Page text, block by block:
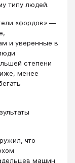
типу людей.
«фордов» —
и уверен­ные в
степени
менее
что
машин